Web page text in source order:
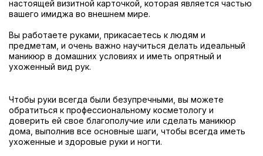
настоящей визитной карточкой, которая является частью
вашего имиджа во внешнем мире.
Вы работаете руками, прикасаетесь к людям и
предметам, и очень важно научиться делать идеальный
маникюр в домашних условиях и иметь опрятный и
ухоженный вид рук.
Чтобы руки всегда были безупречными, вы можете
обратиться к профессиональному косметологу и
доверить ей свое благополучие или сделать маникюр
дома, выполнив все основные шаги, чтобы всегда иметь
ухоженные и здоровые руки и ногти.